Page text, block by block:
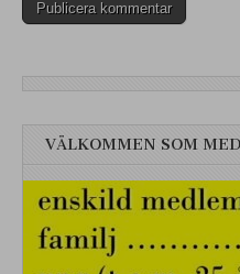
VÄLKOMMEN SOM